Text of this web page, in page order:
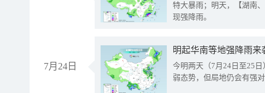
特大暴雨；明天，【湖南
现强降雨。
7月24日
明起华南等地强降雨
今明两天（7月24日至25
弱态势，但局地仍会有强